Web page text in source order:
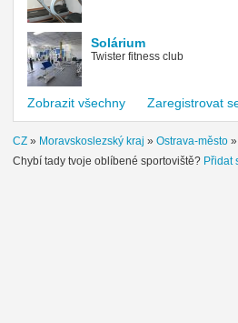
Solárium
Twister fitness club
Zobrazit všechny Zaregistrovat
CZ » Moravskoslezský kraj » Ostrava-město »
Chybí tady tvoje oblíbené sportoviště? Přidat